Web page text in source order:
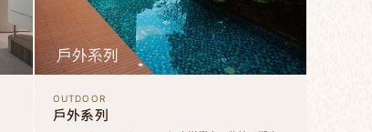
OUTDOOR
戶外系列